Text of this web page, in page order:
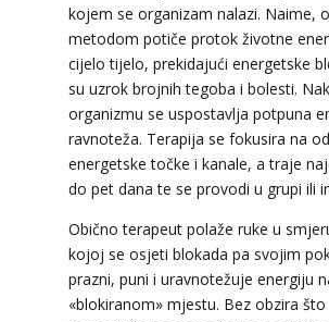
kojem se organizam nalazi. Naime,
metodom potiče protok životne
cijelo tijelo, prekidajući energetske
su uzrok brojnih tegoba i bolesti.
organizmu se uspostavlja potpuna
ravnoteža. Terapija se fokusira na
energetske točke i kanale, a traje
do pet dana te se provodi u grupi ili
Obično terapeut polaže ruke u
kojoj se osjeti blokada pa svojim
prazni, puni i uravnotežuje energiju
«blokiranom» mjestu. Bez obzira
LUCIJA/ Kod #136